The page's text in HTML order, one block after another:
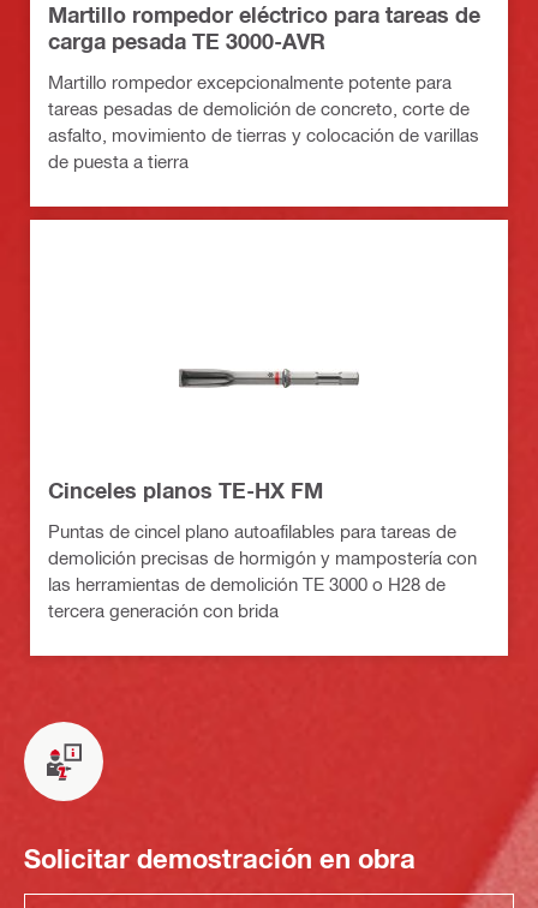
Martillo rompedor eléctrico para tareas de
carga pesada TE 3000-AVR
Martillo rompedor excepcionalmente potente para
tareas pesadas de demolición de concreto, corte de
asfalto, movimiento de tierras y colocación de varillas
de puesta a tierra
Cinceles planos TE-HX FM
Puntas de cincel plano autoafilables para tareas de
demolición precisas de hormigón y mampostería con
las herramientas de demolición TE 3000 o H28 de
tercera generación con brida
Solicitar demostración en obra